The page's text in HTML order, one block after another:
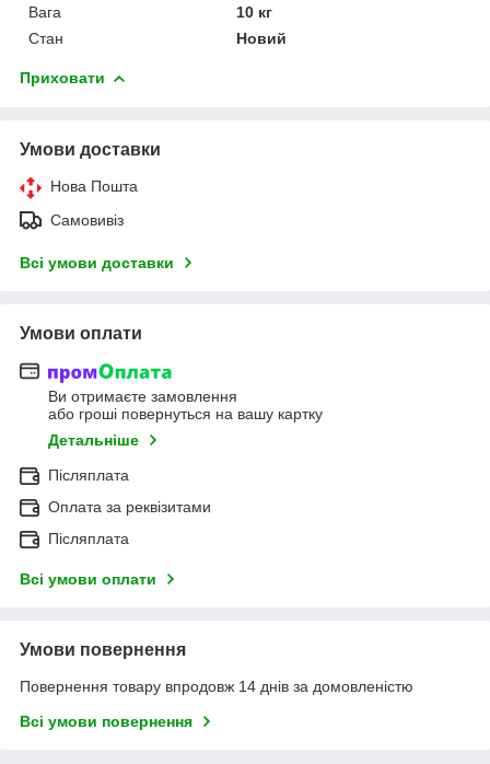
Вага
10 кг
Стан
Новий
Приховати
Умови доставки
Нова Пошта
Самовивіз
Всі умови доставки
Умови оплати
Ви отримаєте замовлення
або гроші повернуться на вашу картку
Детальніше
Післяплата
Оплата за реквізитами
Післяплата
Всі умови оплати
Умови повернення
Повернення товару впродовж 14 днів за домовленістю
Всі умови повернення